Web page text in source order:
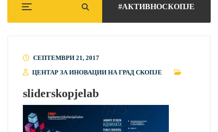
#АКТИВНОСКОПЈЕ
СЕПТЕМВРИ 21, 2017
ЦЕНТАР ЗА ИНОВАЦИИ НА ГРАД СКОПЈЕ
sliderskopjelab